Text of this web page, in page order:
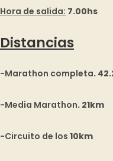
Hora de salida: 7.00hs
Distancias
-Marathon completa.
-Media Marathon. 21km
-Circuito de los 10km